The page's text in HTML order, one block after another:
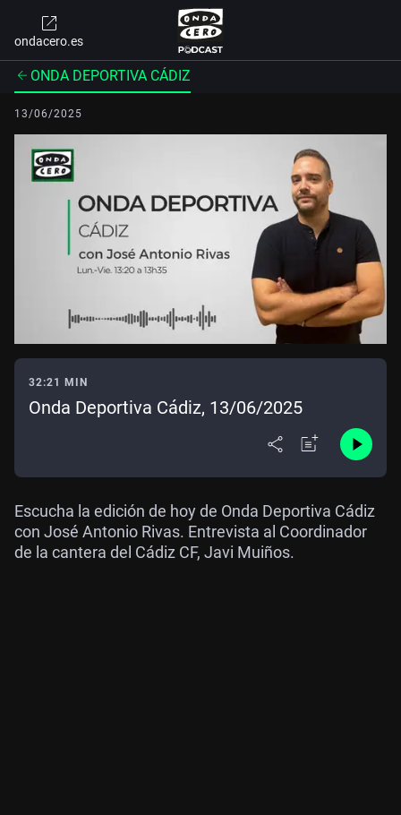
ondacero.es
ONDA DEPORTIVA CÁDIZ
13/06/2025
32:21 MIN
Onda Deportiva Cádiz, 13/06/2025
Escucha la edición de hoy de Onda Deportiva Cádiz
con José Antonio Rivas. Entrevista al Coordinador
de la cantera del Cádiz CF, Javi Muiños.